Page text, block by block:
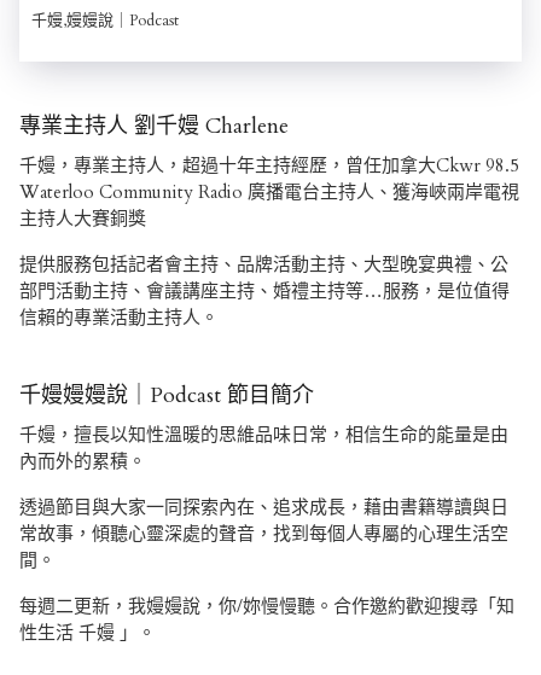
千嫚,嫚嫚說｜Podcast
專業主持人 劉千嫚 Charlene
千嫚，專業主持人，超過十年主持經歷，曾任加拿大Ckwr 98.5
Waterloo Community Radio 廣播電台主持人、獲海峽兩岸電視
主持人大賽銅獎
提供服務包括記者會主持、品牌活動主持、大型晚宴典禮、公
部門活動主持、會議講座主持、婚禮主持等…服務，是位值得
信賴的專業活動主持人。
千嫚嫚嫚說｜Podcast 節目簡介
千嫚，擅長以知性溫暖的思維品味日常，相信生命的能量是由
內而外的累積。
透過節目與大家一同探索內在、追求成長，藉由書籍導讀與日
常故事，傾聽心靈深處的聲音，找到每個人專屬的心理生活空
間。
每週二更新，我嫚嫚說，你/妳慢慢聽。合作邀約歡迎搜尋「知
性生活 千嫚 」。